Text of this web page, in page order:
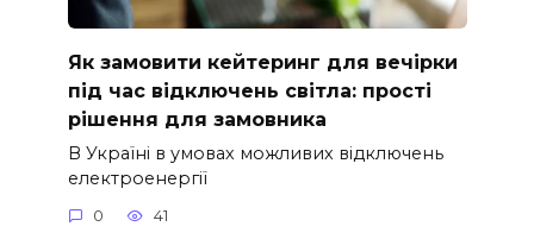
Як замовити кейтеринг для вечірки
під час відключень світла: прості
рішення для замовника
В Україні в умовах можливих відключень
електроенергії
0 41